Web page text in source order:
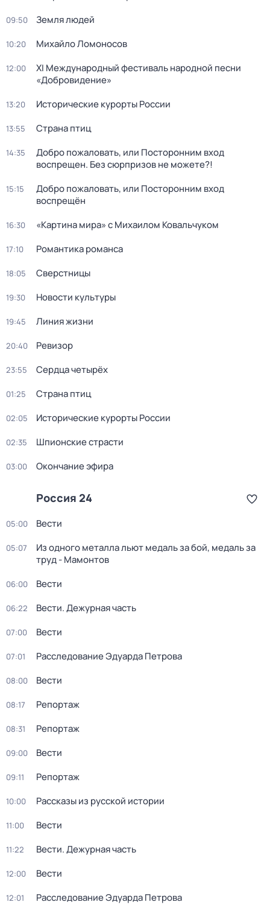
09:50 Земля людей
10:20 Михайло Ломоносов
12:00
XI Международный фестиваль народной песни
«Добровидение»
13:20 Исторические курорты России
13:55 Страна птиц
14:35
Добро пожаловать, или Посторонним вход
воспрещен. Без сюрпризов не можете?!
15:15
Добро пожаловать, или Посторонним вход
воспрещён
16:30 «Картина мира» с Михаилом Ковальчуком
17:10 Романтика романса
18:05 Сверстницы
19:30 Новости культуры
19:45 Линия жизни
20:40 Ревизор
23:55 Сердца четырёх
01:25 Страна птиц
02:05 Исторические курорты России
02:35 Шпионские страсти
03:00 Окончание эфира
Россия 24
05:00 Вести
05:07
Из одного металла льют медаль за бой, медаль за
труд - Мамонтов
06:00 Вести
06:22 Вести. Дежурная часть
07:00 Вести
07:01 Расследование Эдуарда Петрова
08:00 Вести
08:17 Репортаж
08:31 Репортаж
09:00 Вести
09:11 Репортаж
10:00 Рассказы из русской истории
11:00 Вести
11:22 Вести. Дежурная часть
12:00 Вести
12:01 Расследование Эдуарда Петрова